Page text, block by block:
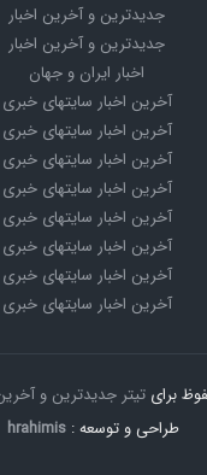
جدیدترین و آخرین اخبار
جدیدترین و آخرین اخبار
اخبار ایران و جهان
آخرین اخبار سایتهای خبری
آخرین اخبار سایتهای خبری
آخرین اخبار سایتهای خبری
آخرین اخبار سایتهای خبری
آخرین اخبار سایتهای خبری
آخرین اخبار سایتهای خبری
آخرین اخبار سایتهای خبری
آخرین اخبار سایتهای خبری
برای تیتر جدیدترین و
طراحی و توسعه : hrahimis